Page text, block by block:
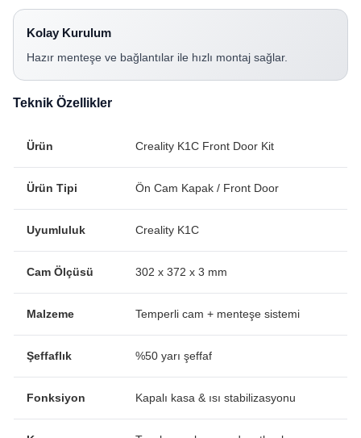
Kolay Kurulum
Hazır menteşe ve bağlantılar ile hızlı montaj sağlar.
Teknik Özellikler
Ürün Creality K1C Front Door Kit
Ürün Tipi Ön Cam Kapak / Front Door
Uyumluluk Creality K1C
Cam Ölçüsü 302 x 372 x 3 mm
Malzeme Temperli cam + menteşe sistemi
Şeffaflık %50 yarı şeffaf
Fonksiyon Kapalı kasa & ısı stabilizasyonu